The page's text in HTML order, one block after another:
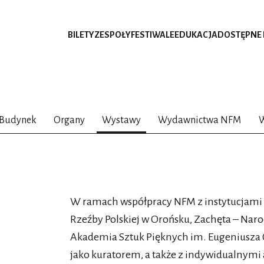
BILETYZESPOŁYFESTIWALEEDUKACJA DOSTĘPNE
Organy Wystawy Wydawnictwa NFM
W ramach współpracy NFM z
Rzeźby Polskiej w Orońsku, Zachęta –
Akademia Sztuk Pięknych im.
jako kuratorem, a także z